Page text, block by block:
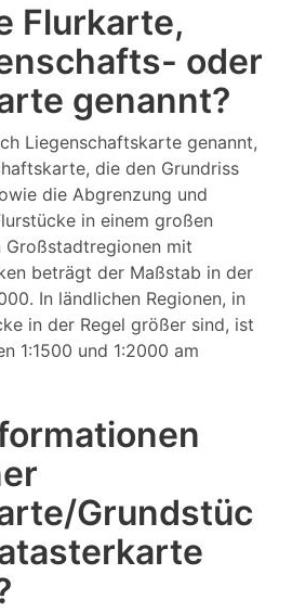
Flurkarte,
oder
genannt?
Liegenschaftskarte genannt,
die den Grundriss
die Abgrenzung und
in einem großen
mit
beträgt der Maßstab in der
In ländlichen Regionen, in
in der Regel größer sind, ist
1:1500 und 1:2000 am
Grundstüc